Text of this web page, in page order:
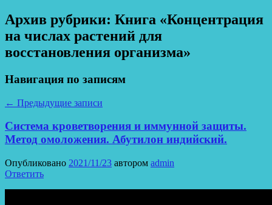
Архив рубрики: Книга «Концентрация
на числах растений для
восстановления организма»
Навигация по записям
← Предыдущие записи
Система кроветворения и иммунной защиты.
Метод омоложения. Абутилон индийский.
Опубликовано 2021/11/23 автором admin
Ответить